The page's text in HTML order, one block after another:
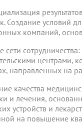
Создание условий
компаний,
сети
центрами,
направленных на
качества
и лечения,
устройств и
на повышение